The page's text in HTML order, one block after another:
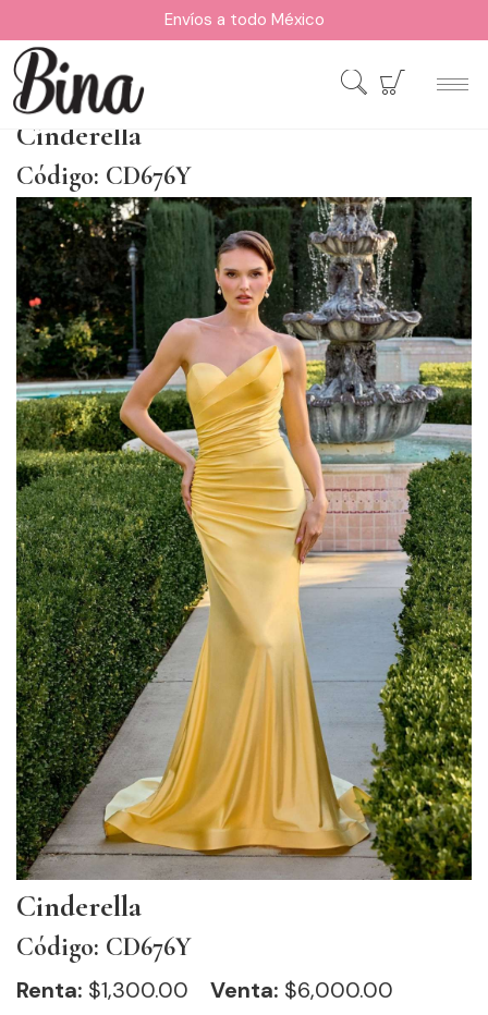
Envíos a todo México
Cinderella
Código: CD676Y
Cinderella
Código: CD676Y
Renta: $1,300.00 Venta: $6,000.00